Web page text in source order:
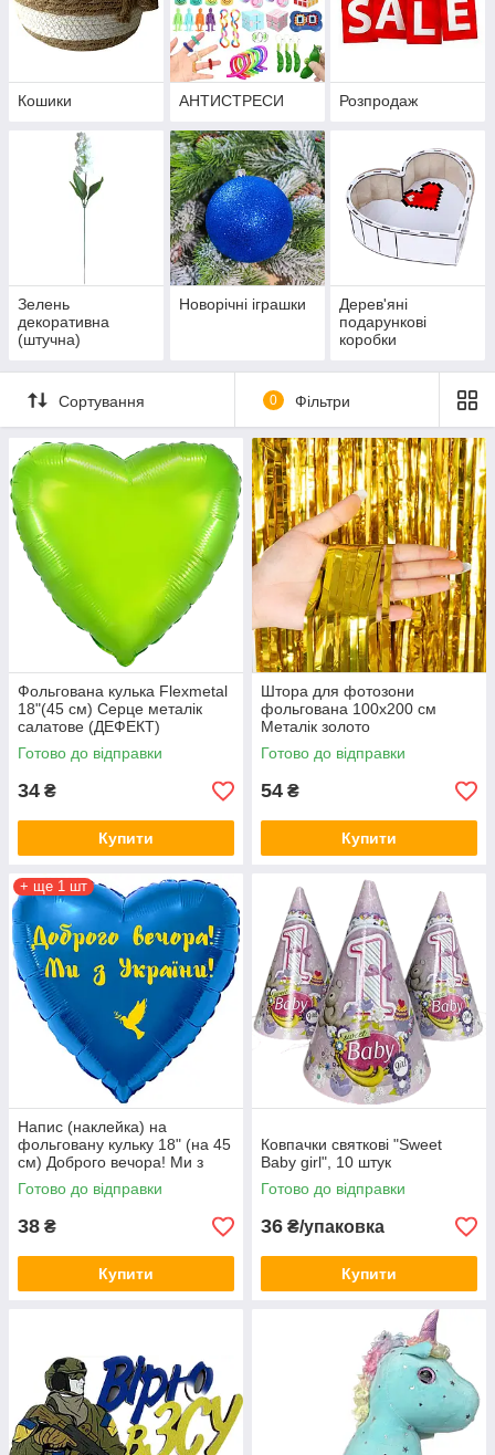
Кошики АНТИСТРЕСИ Розпродаж
Зелень
декоративна
(штучна)
Новорічні іграшки
Дерев'яні
подарункові
коробки
Сортування 0 Фільтри
Фольгована кулька Flexmetal
18"(45 см) Серце металік
салатове (ДЕФЕКТ)
Готово до відправки
34 ₴
Купити
Штора для фотозони
фольгована 100х200 см
Металік золото
Готово до відправки
54 ₴
Купити
+ ще 1 шт
Напис (наклейка) на
фольговану кульку 18" (на 45
см) Доброго вечора! Ми з
України! (будь-який колір)
Готово до відправки
38 ₴
Купити
Ковпачки святкові "Sweet
Baby girl", 10 штук
Готово до відправки
36 ₴/упаковка
Купити